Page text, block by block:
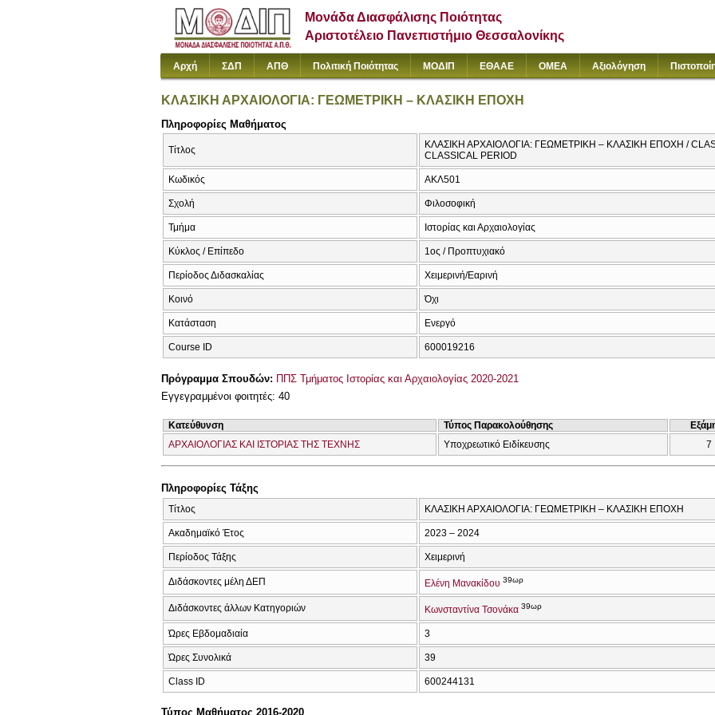
Μονάδα Διασφάλισης Ποιότητας
Αριστοτέλειο Πανεπιστήμιο Θεσσαλονίκης
Αρχή ΣΔΠ ΑΠΘ Πολιτική Ποιότητας ΜΟΔΙΠ ΕΘΑΑΕ ΟΜΕΑ Αξιολόγηση
ΚΛΑΣΙΚΗ ΑΡΧΑΙΟΛΟΓΙΑ: ΓΕΩΜΕΤΡΙΚΗ – ΚΛΑΣΙΚΗ ΕΠΟΧΗ
Πληροφορίες Μαθήματος
Τίτλος
ΚΛΑΣΙΚΗ ΑΡΧΑΙΟΛΟΓΙΑ: ΓΕΩΜΕΤΡΙΚΗ – ΚΛΑΣΙΚΗ ΕΠΟΧΗ /
CLASSICAL PERIOD
Κωδικός ΑΚΛ501
Σχολή Φιλοσοφική
Τμήμα Ιστορίας και Αρχαιολογίας
Κύκλος / Επίπεδο 1ος / Προπτυχιακό
Περίοδος Διδασκαλίας Χειμερινή/Εαρινή
Κοινό Όχι
Κατάσταση Ενεργό
Course ID 600019216
Πρόγραμμα Σπουδών: ΠΠΣ Τμήματος Ιστορίας και Αρχαιολογίας 2020-2021
Εγγεγραμμένοι φοιτητές: 40
Κατεύθυνση Τύπος Παρακολούθησης
ΑΡΧΑΙΟΛΟΓΙΑΣ ΚΑΙ ΙΣΤΟΡΙΑΣ ΤΗΣ ΤΕΧΝΗΣ
Υποχρεωτικό Ειδίκευσης 7
Πληροφορίες Τάξης
Τίτλος ΚΛΑΣΙΚΗ ΑΡΧΑΙΟΛΟΓΙΑ: ΓΕΩΜΕΤΡΙΚΗ – ΚΛΑΣΙΚΗ ΕΠΟΧΗ
Ακαδημαϊκό Έτος 2023 – 2024
Περίοδος Τάξης Χειμερινή
Διδάσκοντες μέλη ΔΕΠ Ελένη Μανακίδου 39ωρ
Διδάσκοντες άλλων Κατηγοριών Κωνσταντίνα Τσονάκα 39ωρ
Ώρες Εβδομαδιαία 3
Ώρες Συνολικά 39
Class ID 600244131
Τύπος Μαθήματος 2016-2020